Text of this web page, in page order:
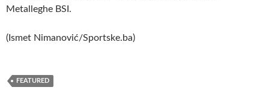
Metalleghe BSI.
(Ismet Nimanović/Sportske.ba)
FEATURED